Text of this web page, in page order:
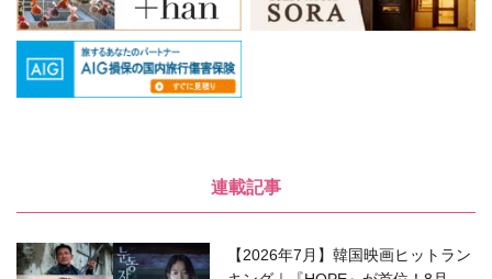
連載記事
【2026年7月】韓国映画ヒットラン